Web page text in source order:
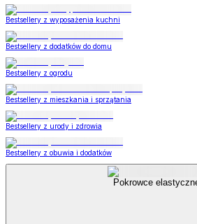
Bestsellery z wyposażenia kuchni
Bestsellery z dodatków do domu
Bestsellery z ogrodu
Bestsellery z mieszkania i sprzątania
Bestsellery z urody i zdrowia
Bestsellery z obuwia i dodatków
Pokrowce